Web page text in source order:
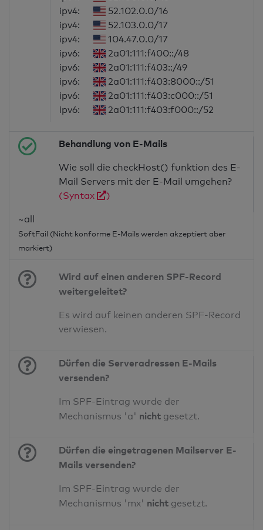
ipv4:
52.102.0.0/16
ipv4:
52.103.0.0/17
ipv4:
104.47.0.0/17
ipv6:
2a01:111:f400::/48
ipv6:
2a01:111:f403::/49
ipv6:
2a01:111:f403:8000::/51
ipv6:
2a01:111:f403:c000::/51
ipv6:
2a01:111:f403:f000::/52
Behandlung von E-Mails
Wie soll die checkHost() funktion des E-
Mail Servers mit der E-Mail umgehen?
(Syntax
)
~all
SoftFail (Nicht konforme E-Mails werden akzeptiert aber
markiert)
Wird auf einen anderen SPF-Record
weitergeleitet?
Es wird auf keinen anderen SPF-Record
verwiesen.
Dürfen die Serveradressen E-Mails
versenden?
Im SPF-Eintrag wurde der
Mechanismus 'a' nicht gesetzt.
Dürfen die eingetragenen Mailserver E-
Mails versenden?
Im SPF-Eintrag wurde der
Mechanismus 'mx' nicht gesetzt.